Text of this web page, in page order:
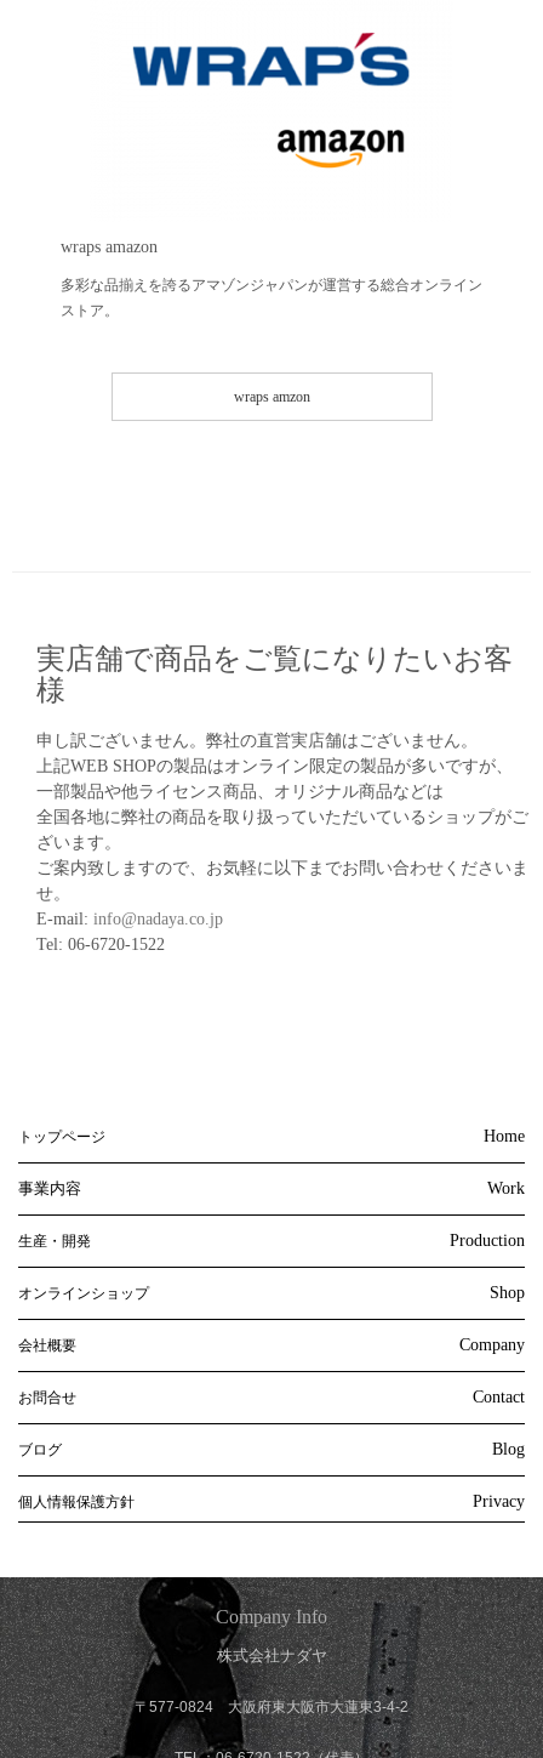
wraps amazon
多彩な品揃えを誇るアマゾンジャパンが運営する総合オンライン
ストア。
wraps amzon
実店舗で商品をご覧になりたいお客
様
申し訳ございません。弊社の直営実店舗はございません。
上記WEB SHOPの製品はオンライン限定の製品が多いですが、
一部製品や他ライセンス商品、オリジナル商品などは
全国各地に弊社の商品を取り扱っていただいているショップがご
ざいます。
ご案内致しますので、お気軽に以下までお問い合わせくださいま
せ。
E-mail: info@nadaya.co.jp
Tel: 06-6720-1522
トップページ Home
事業内容 Work
生産・開発 Production
オンラインショップ Shop
会社概要 Company
お問合せ Contact
ブログ Blog
個人情報保護方針 Privacy
Company Info
株式会社ナダヤ
〒577-0824 大阪府東大阪市大蓮東3-4-2